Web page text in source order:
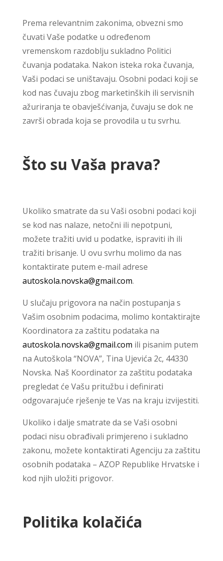
Prema relevantnim zakonima, obvezni smo
čuvati Vaše podatke u određenom
vremenskom razdoblju sukladno Politici
čuvanja podataka. Nakon isteka roka čuvanja,
Vaši podaci se uništavaju. Osobni podaci koji se
kod nas čuvaju zbog marketinških ili servisnih
ažuriranja te obavješćivanja, čuvaju se dok ne
završi obrada koja se provodila u tu svrhu.
Što su Vaša prava?
Ukoliko smatrate da su Vaši osobni podaci koji
se kod nas nalaze, netočni ili nepotpuni,
možete tražiti uvid u podatke, ispraviti ih ili
tražiti brisanje. U ovu svrhu molimo da nas
kontaktirate putem e-mail adrese
autoskola.novska@gmail.com.
U slučaju prigovora na način postupanja s
Vašim osobnim podacima, molimo kontaktirajte
Koordinatora za zaštitu podataka na
autoskola.novska@gmail.com ili pisanim putem
na Autoškola “NOVA”, Tina Ujevića 2c, 44330
Novska. Naš Koordinator za zaštitu podataka
pregledat će Vašu pritužbu i definirati
odgovarajuće rješenje te Vas na kraju izvijestiti.
Ukoliko i dalje smatrate da se Vaši osobni
podaci nisu obrađivali primjereno i sukladno
zakonu, možete kontaktirati Agenciju za zaštitu
osobnih podataka – AZOP Republike Hrvatske i
kod njih uložiti prigovor.
Politika kolačića